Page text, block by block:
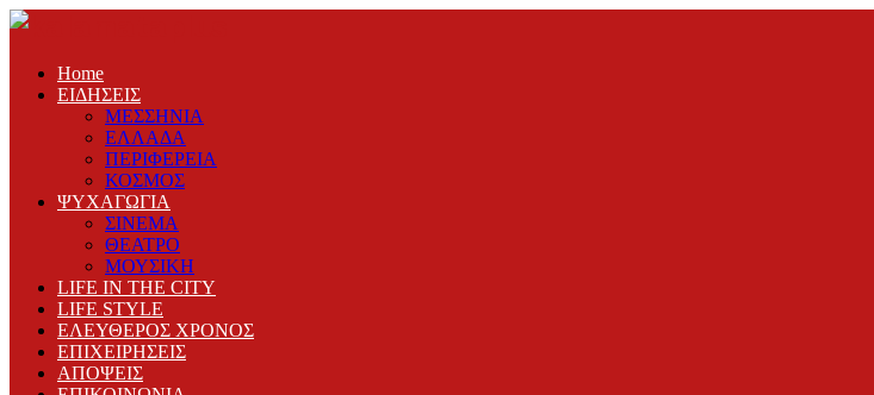
Home
ΕΙΔΗΣΕΙΣ
ΜΕΣΣΗΝΙΑ
ΕΛΛΑΔΑ
ΠΕΡΙΦΕΡΕΙΑ
ΚΟΣΜΟΣ
ΨΥΧΑΓΩΓΙΑ
ΣΙΝΕΜΑ
ΘΕΑΤΡΟ
ΜΟΥΣΙΚΗ
LIFE IN THE CITY
LIFE STYLE
ΕΛΕΥΘΕΡΟΣ ΧΡΟΝΟΣ
ΕΠΙΧΕΙΡΗΣΕΙΣ
ΑΠΟΨΕΙΣ